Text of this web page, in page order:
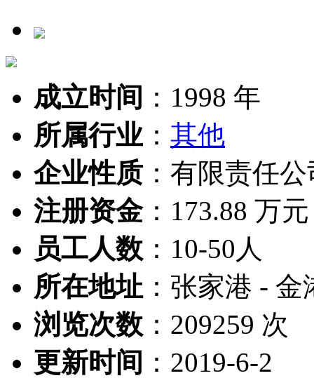
成立时间 ： 1998 年
所属行业： 其他
企业性质： 有限责任公
注册资金： 173.88 万元
员工人数 ： 10-50人
所在地址 ： 张家港 - 金
浏览次数 ： 209259 次
更新时间 ： 2019-6-2